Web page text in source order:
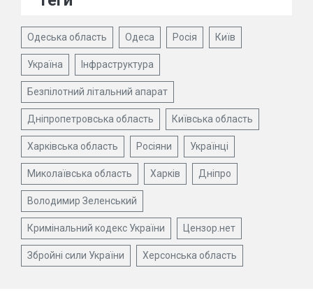
Одеська область Одеса Росія Київ
Україна Інфраструктура
Безпілотний літальний апарат
Дніпропетровська область Київська область
Харківська область Росіяни Українці
Миколаївська область Харків Дніпро
Володимир Зеленський
Кримінальний кодекс України Цензор.нет
Збройні сили України Херсонська область